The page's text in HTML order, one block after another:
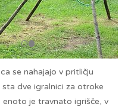
se nahajajo v pritličju
dve igralnici za otroke
je travnato igrišče, v